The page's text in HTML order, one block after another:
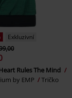
Exkluzivní
Rules The Mind
by EMP
Tričko